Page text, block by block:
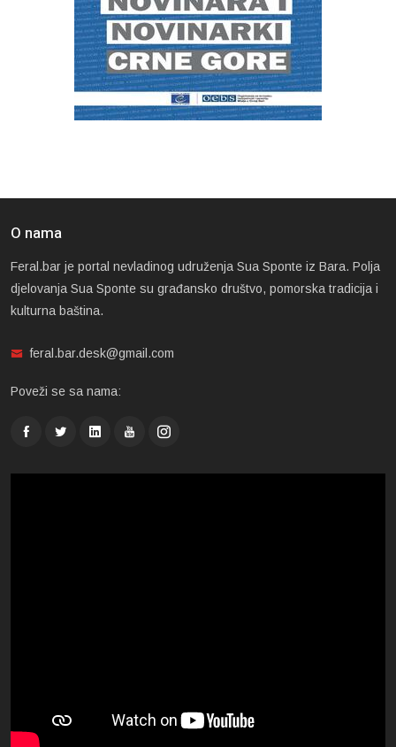
O nama
Feral.bar je portal nevladinog udruženja Sua Sponte iz Bara. Polja
djelovanja Sua Sponte su građansko društvo, pomorska tradicija i
kulturna baština.
feral.bar.desk@gmail.com
Poveži se sa nama: